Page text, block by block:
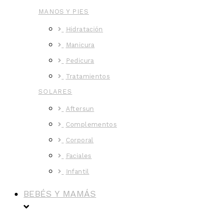
MANOS Y PIES
Hidratación
Manicura
Pedicura
Tratamientos
SOLARES
Aftersun
Complementos
Corporal
Faciales
Infantil
BEBÉS Y MAMÁS